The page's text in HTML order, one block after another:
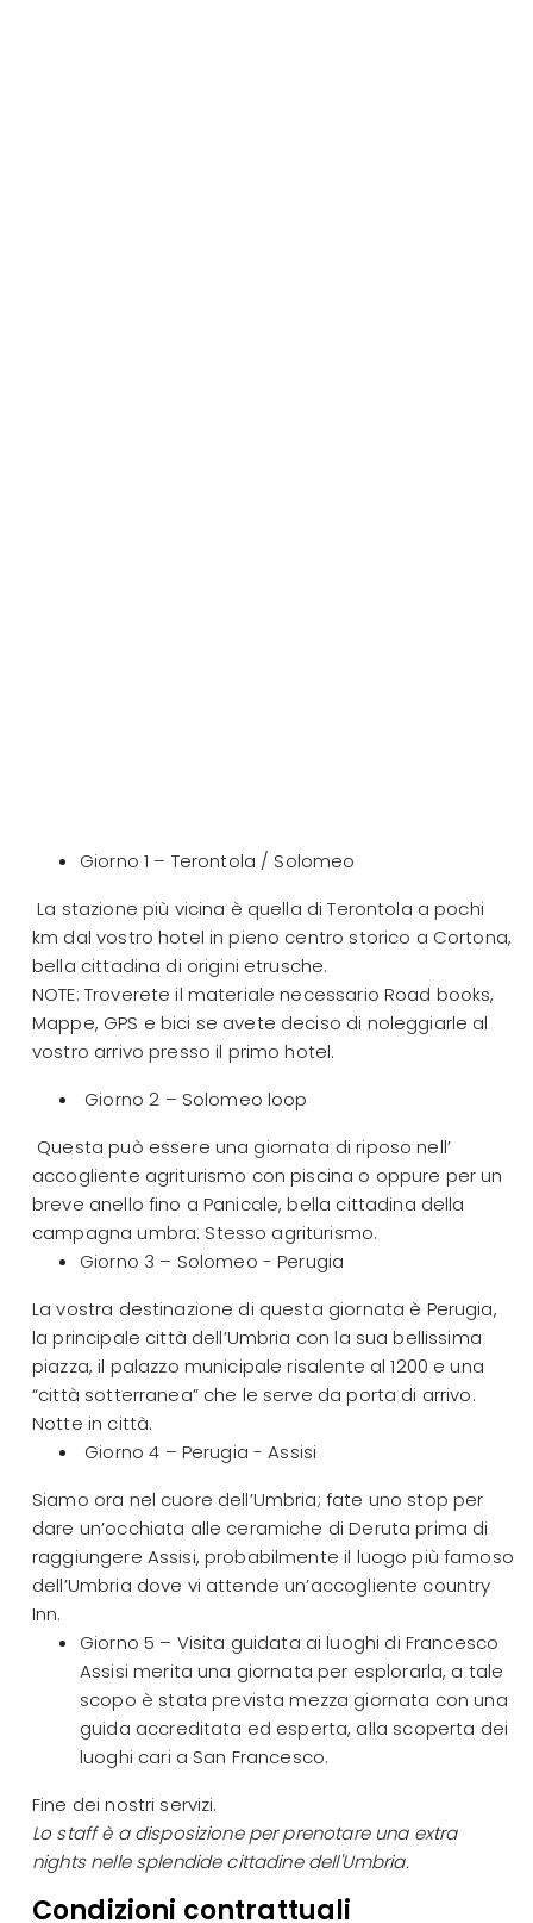
Giorno 1 – Terontola / Solomeo
La stazione più vicina è quella di Terontola a pochi
km dal vostro hotel in pieno centro storico a Cortona,
bella cittadina di origini etrusche.
NOTE: Troverete il materiale necessario Road books,
Mappe, GPS e bici se avete deciso di noleggiarle al
vostro arrivo presso il primo hotel.
Giorno 2 – Solomeo loop
Questa può essere una giornata di riposo nell’
accogliente agriturismo con piscina o oppure per un
breve anello fino a Panicale, bella cittadina della
campagna umbra. Stesso agriturismo.
Giorno 3 – Solomeo - Perugia
La vostra destinazione di questa giornata è Perugia,
la principale città dell’Umbria con la sua bellissima
piazza, il palazzo municipale risalente al 1200 e una
“città sotterranea” che le serve da porta di arrivo.
Notte in città.
Giorno 4 – Perugia - Assisi
Siamo ora nel cuore dell’Umbria; fate uno stop per
dare un’occhiata alle ceramiche di Deruta prima di
raggiungere Assisi, probabilmente il luogo più famoso
dell’Umbria dove vi attende un’accogliente country
Inn.
Giorno 5 – Visita guidata ai luoghi di Francesco
Assisi merita una giornata per esplorarla, a tale
scopo è stata prevista mezza giornata con una
guida accreditata ed esperta, alla scoperta dei
luoghi cari a San Francesco.
Fine dei nostri servizi.
Lo staff è a disposizione per prenotare una extra
nights nelle splendide cittadine dell'Umbria.
Condizioni contrattuali